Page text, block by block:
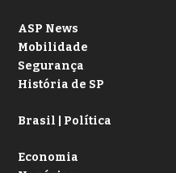
ASP News
Mobilidade
Segurança
História de SP
Brasil | Política
Economia